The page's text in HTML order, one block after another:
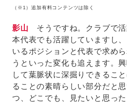
（※1）追加有料コンテンツは除く
影山 そうですね。クラブで
本代表でも活躍していますし
いるポジションと代表で求め
うといった変化も追えます。
して葉脈状に深掘りできるこ
ることの素晴らしい部分だと
つ、どこでも、見たいと思っ